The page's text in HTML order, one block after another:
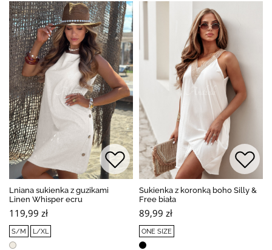
Lniana sukienka z guzikami
Linen Whisper ecru
119,99 zł
S/M L/XL
Sukienka z koronką boho Silly &
Free biała
89,99 zł
ONE SIZE